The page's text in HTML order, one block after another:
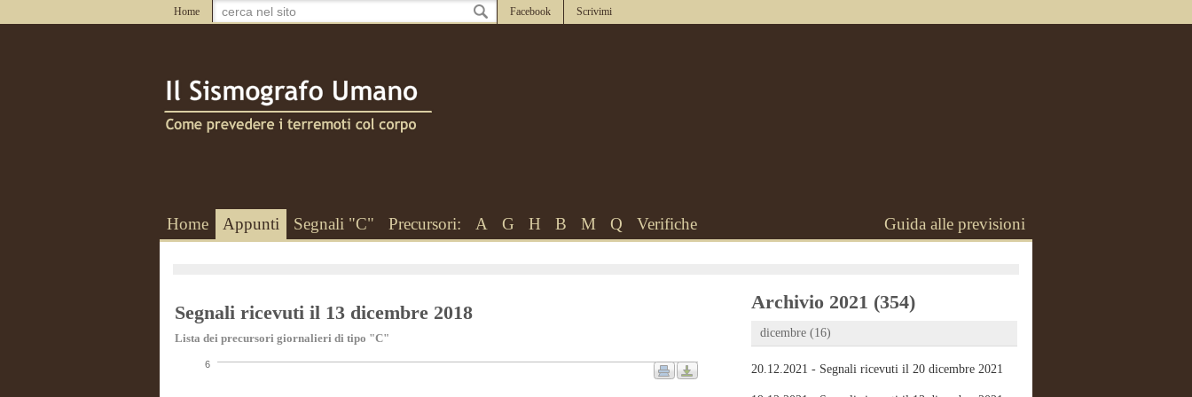
Home Facebook Scrivimi
Home Appunti Segnali "C" Precursori: A G H B M Q Verifiche Guida alle previsioni
Segnali ricevuti il 13 dicembre 2018
Lista dei precursori giornalieri di tipo "C"
6
Archivio 2021 (354)
dicembre (16)
20.12.2021 - Segnali ricevuti il 20 dicembre 2021